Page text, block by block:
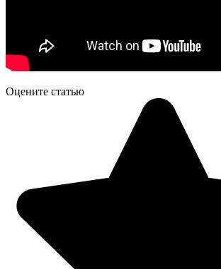
Оцените статью